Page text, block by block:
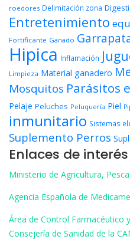
roedores Delimitación zona
Entretenimiento
Fortificante Ganado
Hipica Inflamación
Limpieza Material ganadero
Mosquitos Parásitos
Pelaje Peluches Peluquería Piel
inmunitario Sistemas
Suplemento Perros
Enlaces de interés
Ministerio de Agricultura,
Agencia Española de
Área de Control Farmacéutico
Consejería de Sanidad de la